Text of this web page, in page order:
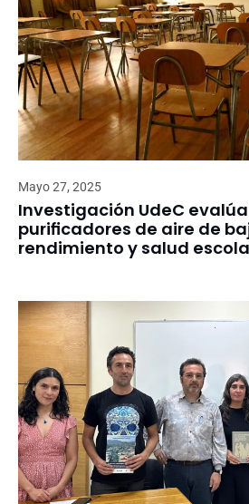
Mayo 27, 2025
Investigación UdeC
purificadores de aire de
rendimiento y salud